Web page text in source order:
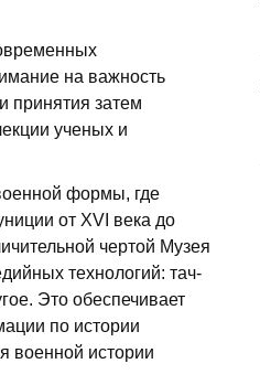
на важность
принятия затем
ученых и
формы, где
от XVI века до
чертой Музея
технологий: тач-
Это обеспечивает
по истории
военной истории